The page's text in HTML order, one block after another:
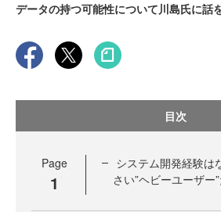
データの持つ可能性について川島氏に話
目次
Page
1
システム開発経験は
さい”ヘビーユーザー